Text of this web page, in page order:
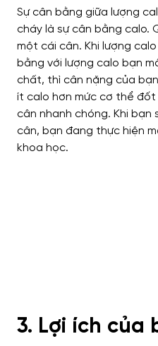
Sự cân bằng giữa lượng
cháy là sự cân bằng calo.
một cái cân. Khi lượng
bằng với lượng calo bạn
chất, thì cân nặng của
ít calo hơn mức cơ thể đốt
cân nhanh chóng. Khi bạn
cân, bạn đang thực hiện
khoa học.
3. Lợi ích của